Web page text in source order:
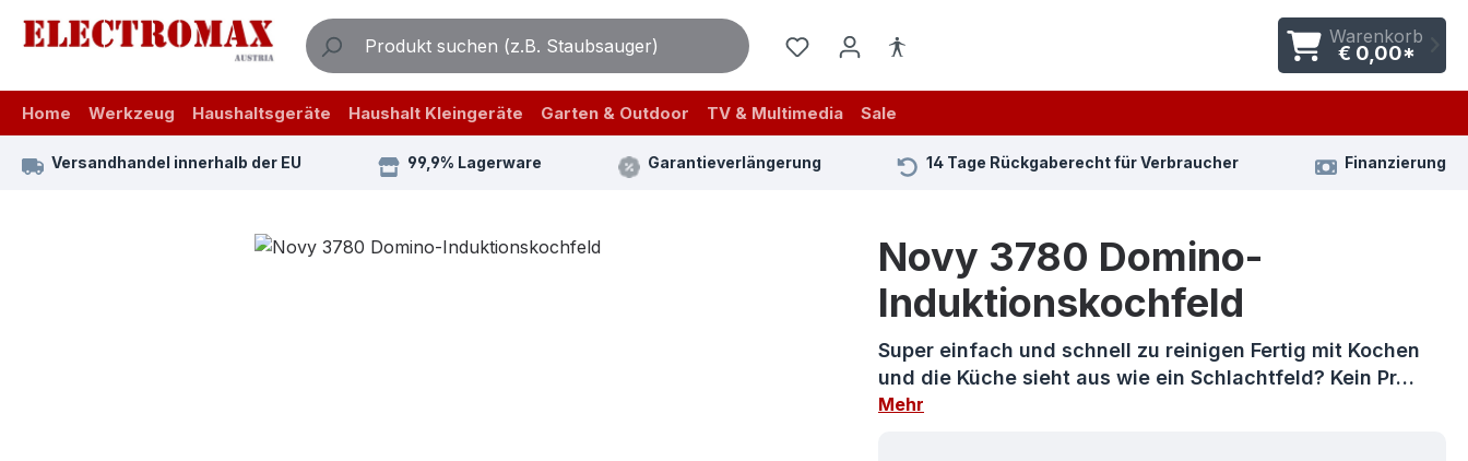
Hauptinhalt springen
Zur Suche springen
Zur Hauptnavigation springen Warenkorb
€ 0,00*
Home Werkzeug Haushaltsgeräte Haushalt Kleingeräte Garten & Outdoor TV & Multimedia Sale
Versandhandel innerhalb der EU 99,9% Lagerware Garantieverlängerung 14 Tage Rückgaberecht für Verbraucher Finanzierung
Novy 3780 Domino-
Induktionskochfeld
Super einfach und schnell zu reinigen Fertig mit Kochen
und die Küche sieht aus wie ein Schlachtfeld? Kein Pr…
Mehr